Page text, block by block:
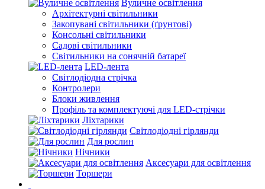
Вуличне освітлення
Архітектурні світильники
Закопувані світильники (ґрунтові)
Консольні світильники
Садові світильники
Світильники на сонячній батареї
LED-лента
Світлодіодна стрічка
Контролери
Блоки живлення
Профіль та комплектуючі для LED-стрічки
Ліхтарики
Світлодіодні гірлянди
Для рослин
Нічники
Аксесуари для освітлення
Торшери